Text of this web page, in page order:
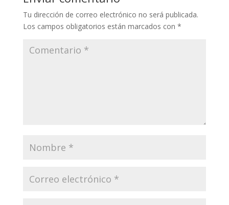
Tu dirección de correo electrónico no será publicada.
Los campos obligatorios están marcados con *